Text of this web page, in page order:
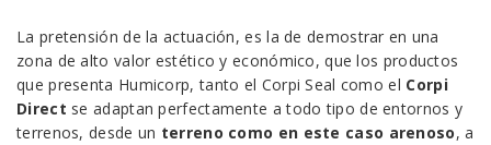
La pretensión de la actuación, es la de demostrar en una
zona de alto valor estético y económico, que los productos
que presenta Humicorp, tanto el Corpi Seal como el Corpi
Direct se adaptan perfectamente a todo tipo de entornos y
terrenos, desde un terreno como en este caso arenoso, a